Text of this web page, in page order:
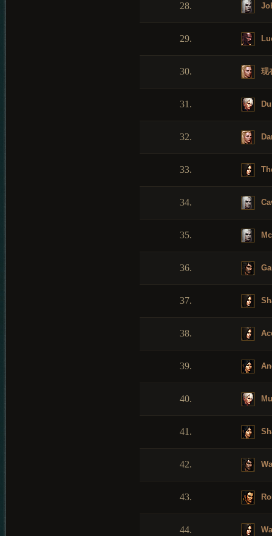
28.
29.
30. 现
31.
32.
33.
34.
35.
36.
37.
38.
39.
40.
41.
42.
43.
44.